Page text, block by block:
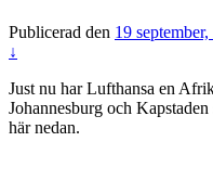
Publicerad den 19
↓
Just nu har Lufthansa en
Johannesburg och
här nedan.